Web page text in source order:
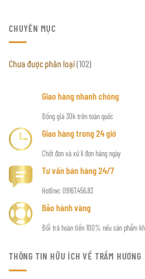
CHUYÊN MỤC
Chưa được phân loại(102)
Giao hàng nhanh chóng
Đồng giá 30k trên toàn quốc
Giao hàng trong 24 giờ
Chốt đơn và xử lí đơn hàng ngày
Tư vấn bán hàng 24/7
Hotline: 09167.456.83
Bảo hành vàng
Đổi trả hoàn tiền 100% nếu sản phẩm
THÔNG TIN HỮU ÍCH VỀ TRẦM HƯƠNG